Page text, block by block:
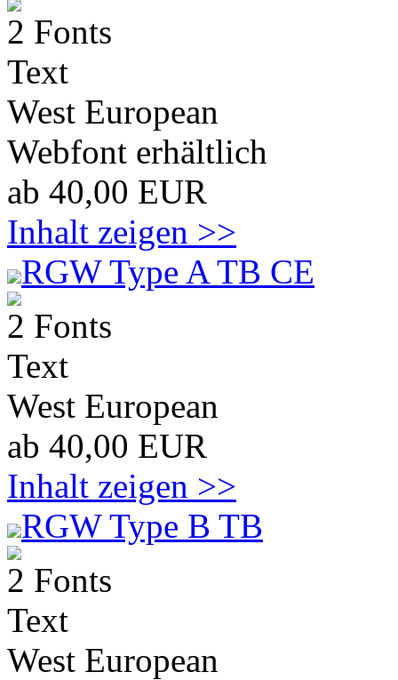
2 Fonts
Text
West European
Webfont erhältlich
ab 40,00 EUR
Inhalt zeigen >>
RGW Type A TB CE
2 Fonts
Text
West European
ab 40,00 EUR
Inhalt zeigen >>
RGW Type B TB
2 Fonts
Text
West European